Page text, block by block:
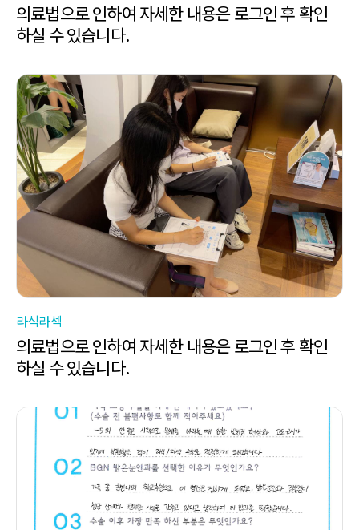
의료법으로 인하여 자세한 내용은 로그인 후 확인
하실 수 있습니다.
라식라섹
의료법으로 인하여 자세한 내용은 로그인 후 확인
하실 수 있습니다.